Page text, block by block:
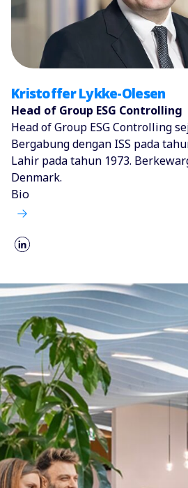
Kristoffer Lykke-Olesen
Head of Group ESG Controlling
Head of Group ESG Controlling
Bergabung dengan ISS pada
Lahir pada tahun 1973.
Denmark.
Bio